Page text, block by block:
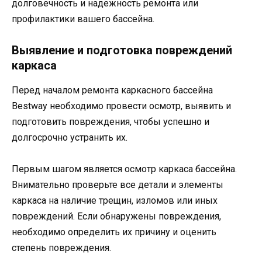
долговечность и надежность ремонта или
профилактики вашего бассейна.
Выявление и подготовка повреждений
каркаса
Перед началом ремонта каркасного бассейна
Bestway необходимо провести осмотр, выявить и
подготовить повреждения, чтобы успешно и
долгосрочно устранить их.
Первым шагом является осмотр каркаса бассейна.
Внимательно проверьте все детали и элементы
каркаса на наличие трещин, изломов или иных
повреждений. Если обнаружены повреждения,
необходимо определить их причину и оценить
степень повреждения.